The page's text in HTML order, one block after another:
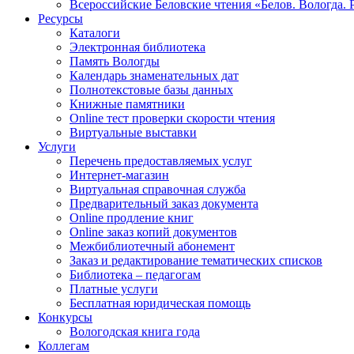
Всероссийские Беловские чтения «Белов. Вологда.
Ресурсы
Каталоги
Электронная библиотека
Память Вологды
Календарь знаменательных дат
Полнотекстовые базы данных
Книжные памятники
Online тест проверки скорости чтения
Виртуальные выставки
Услуги
Перечень предоставляемых услуг
Интернет-магазин
Виртуальная справочная служба
Предварительный заказ документа
Online продление книг
Online заказ копий документов
Межбиблиотечный абонемент
Заказ и редактирование тематических списков
Библиотека – педагогам
Платные услуги
Бесплатная юридическая помощь
Конкурсы
Вологодская книга года
Коллегам